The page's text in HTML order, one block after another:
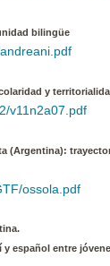
bilingüe
y
v11n2a07.pdf
(Argentina):
ossola.pdf
español entre